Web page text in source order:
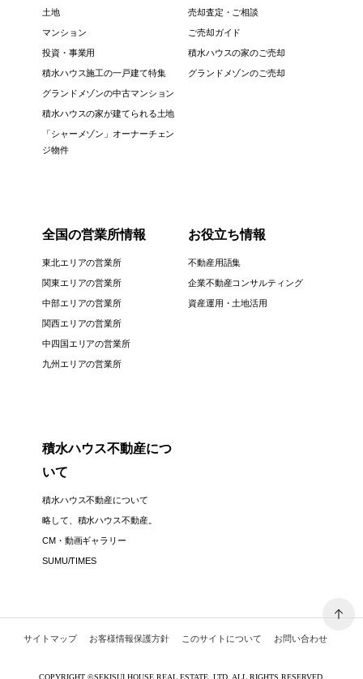
土地
マンション
投資・事業用
積水ハウス施工の一戸建て特集
グランドメゾンの中古マンション
積水ハウスの家が建てられる土地
「シャーメゾン」オーナーチェン
ジ物件
売却査定・ご相談
ご売却ガイド
積水ハウスの家のご売却
グランドメゾンのご売却
全国の営業所情報
東北エリアの営業所
関東エリアの営業所
中部エリアの営業所
関西エリアの営業所
中四国エリアの営業所
九州エリアの営業所
お役立ち情報
不動産用語集
企業不動産コンサルティング
資産運用・土地活用
積水ハウス不動産につ
いて
積水ハウス不動産について
略して、積水ハウス不動産。
CM・動画ギャラリー
SUMU/TIMES
サイトマップ お客様情報保護方針 このサイトについて お問い合わせ